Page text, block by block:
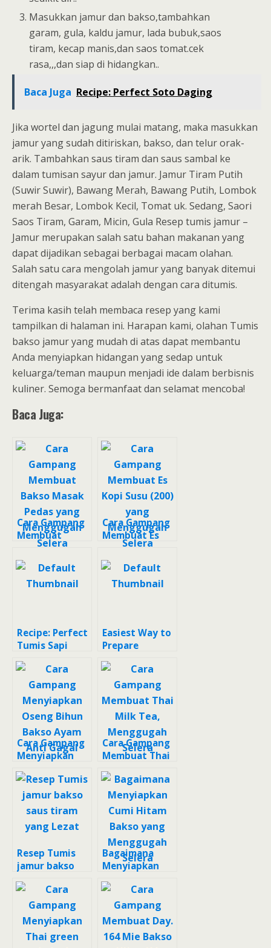
Masukkan jamur dan bakso,tambahkan
garam, gula, kaldu jamur, lada bubuk,saos
tiram, kecap manis,dan saos tomat.cek
rasa,,,dan siap di hidangkan..
Baca Juga Recipe: Perfect Soto Daging
Jika wortel dan jagung mulai matang, maka masukkan
jamur yang sudah ditiriskan, bakso, dan telur orak-
arik. Tambahkan saus tiram dan saus sambal ke
dalam tumisan sayur dan jamur. Jamur Tiram Putih
(Suwir Suwir), Bawang Merah, Bawang Putih, Lombok
merah Besar, Lombok Kecil, Tomat uk. Sedang, Saori
Saos Tiram, Garam, Micin, Gula Resep tumis jamur –
Jamur merupakan salah satu bahan makanan yang
dapat dijadikan sebagai berbagai macam olahan.
Salah satu cara mengolah jamur yang banyak ditemui
ditengah masyarakat adalah dengan cara ditumis.
Terima kasih telah membaca resep yang kami
tampilkan di halaman ini. Harapan kami, olahan Tumis
bakso jamur yang mudah di atas dapat membantu
Anda menyiapkan hidangan yang sedap untuk
keluarga/teman maupun menjadi ide dalam berbisnis
kuliner. Semoga bermanfaat dan selamat mencoba!
Baca Juga:
Cara Gampang
Membuat
Bakso Masak
Pedas yang
Menggugah
Selera
Cara Gampang
Membuat Es
Kopi Susu (200)
yang
Menggugah
Selera
Recipe: Perfect
Tumis Sapi
Jamur
Easiest Way to
Prepare
Perfect Tumis
Jamur Kancing
Pakcoy dan
Tahu
Cara Gampang
Menyiapkan
Oseng Bihun
Bakso Ayam
Anti Gagal
Cara Gampang
Membuat Thai
Milk Tea,
Menggugah
Selera
Resep Tumis
jamur bakso
saus tiram
yang Lezat
Bagaimana
Menyiapkan
Cumi Hitam
Bakso yang
Menggugah
Selera